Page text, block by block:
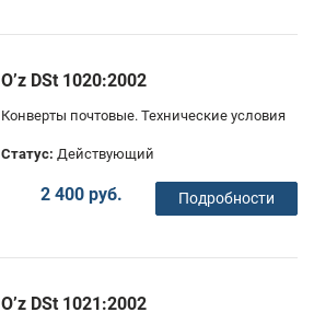
O’z DSt 1020:2002
Конверты почтовые. Технические условия
Статус: Действующий
2 400 руб. Подробности
O’z DSt 1021:2002